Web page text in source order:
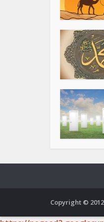
Copyright ©